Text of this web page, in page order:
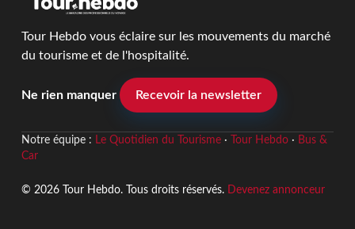
Tour Hebdo vous éclaire sur les mouvements du marché
du tourisme et de l'hospitalité.
Ne rien manquer Recevoir la newsletter
Notre équipe : Le Quotidien du Tourisme· Tour Hebdo· Bus &
Car
© 2026 Tour Hebdo. Tous droits réservés. Devenez annonceur